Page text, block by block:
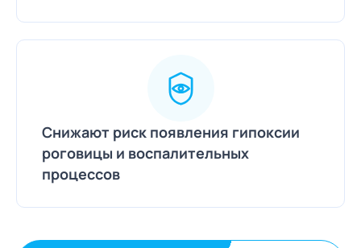
Снижают риск появления гипоксии
роговицы и воспалительных
процессов